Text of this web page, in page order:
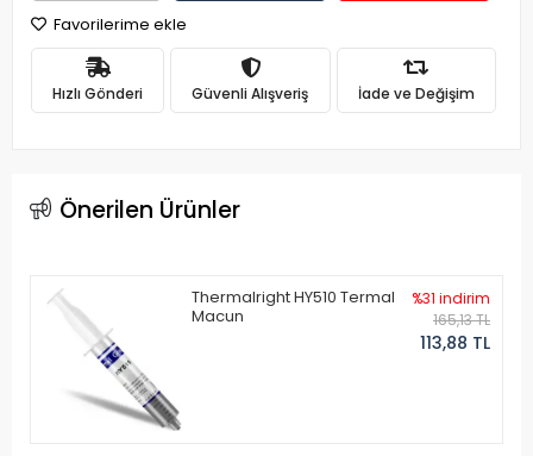
Favorilerime ekle
Hızlı Gönderi Güvenli Alışveriş İade ve Değişim
Önerilen Ürünler
Thermalright HY510 Termal
Macun
%31 indirim
165,13 TL
113,88 TL